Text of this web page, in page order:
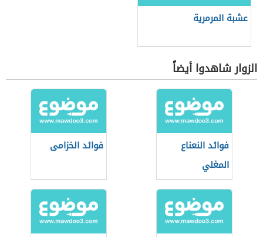
عشبة المرمرية
الزوار شاهدوا أيضاً
فوائد النعناع
المغلي
فوائد الخزامى